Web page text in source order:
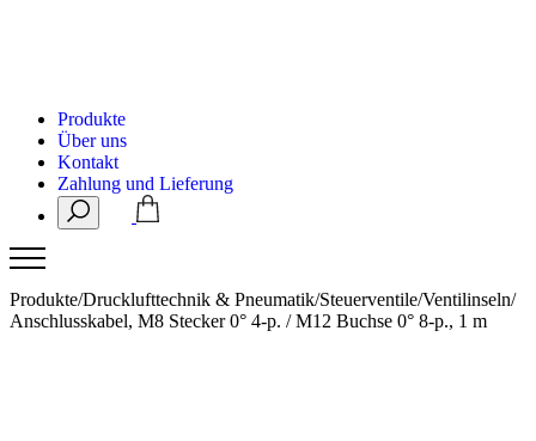
Produkte
Über uns
Kontakt
Zahlung und Lieferung
Produkte/Drucklufttechnik & Pneumatik/Steuerventile/Ventilinseln/
Anschlusskabel, M8 Stecker 0° 4-p. / M12 Buchse 0° 8-p., 1 m